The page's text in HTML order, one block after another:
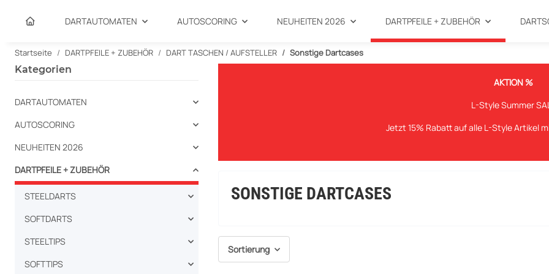
DARTAUTOMATEN AUTOSCORING NEUHEITEN 2026 DARTPFEILE + ZUBEHÖR
Startseite DARTPFEILE + ZUBEHÖR DART TASCHEN / AUFSTELLER Sonstige Dartcases
AKTION %
L-Style Summer
Jetzt 15% Rabatt auf alle L-Style Artikel
SONSTIGE DARTCASES
Sortierung
Kategorien
DARTAUTOMATEN
AUTOSCORING
NEUHEITEN 2026
DARTPFEILE + ZUBEHÖR
STEELDARTS
SOFTDARTS
STEELTIPS
SOFTTIPS